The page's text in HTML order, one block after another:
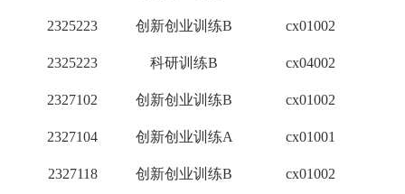
2325223 创新创业训练B cx01002
2325223 科研训练B cx04002
2327102 创新创业训练B cx01002
2327104 创新创业训练A cx01001
2327118 创新创业训练B cx01002